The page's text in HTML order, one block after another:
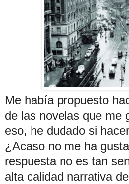
Me había propuesto
de las novelas que me
eso, he dudado si
¿Acaso no me ha
respuesta no es tan
alta calidad narrativa